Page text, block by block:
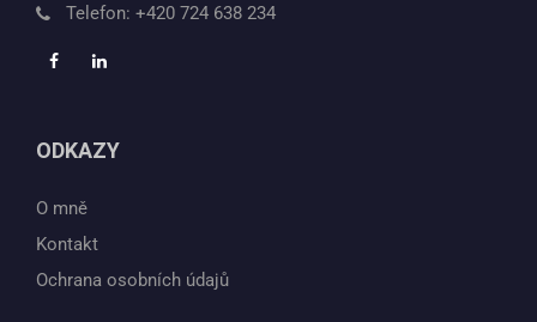
Telefon: +420 724 638 234
ODKAZY
O mně
Kontakt
Ochrana osobních údajů